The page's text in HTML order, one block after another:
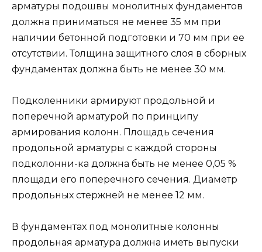
арматуры подошвы монолитных фундаментов
должна приниматься не менее 35 мм при
наличии бетонной подготовки и 70 мм при ее
отсутствии. Толщина защитного слоя в сборных
фундаментах должна быть не менее 30 мм.
Подколенники армируют продольной и
поперечной ар­матурой по принципу
армирования колонн. Площадь се­чения
продольной арматуры с каждой стороны
подколонни-ка должна быть не менее 0,05 %
площади его поперечного сечения. Диаметр
продольных стержней не менее 12 мм.
В фундаментах под монолитные колонны
продольная арматура должна иметь выпуски